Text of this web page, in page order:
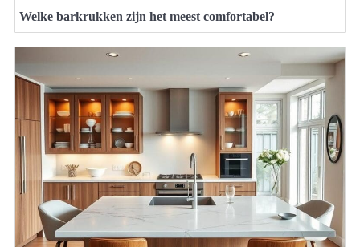
Welke barkrukken zijn het meest comfortabel?